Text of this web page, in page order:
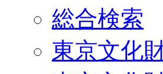
総合検索
東京文化